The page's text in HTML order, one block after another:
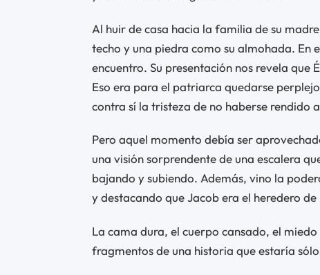
Al huir de casa hacia la familia de su
techo y una piedra como su almohada. En
encuentro. Su presentación nos revela que
Eso era para el patriarca quedarse
contra sí la tristeza de no haberse rendido
Pero aquel momento debía ser
una visión sorprendente de una escalera
bajando y subiendo. Además, vino la
y destacando que Jacob era el heredero
La cama dura, el cuerpo cansado, el
fragmentos de una historia que estaría